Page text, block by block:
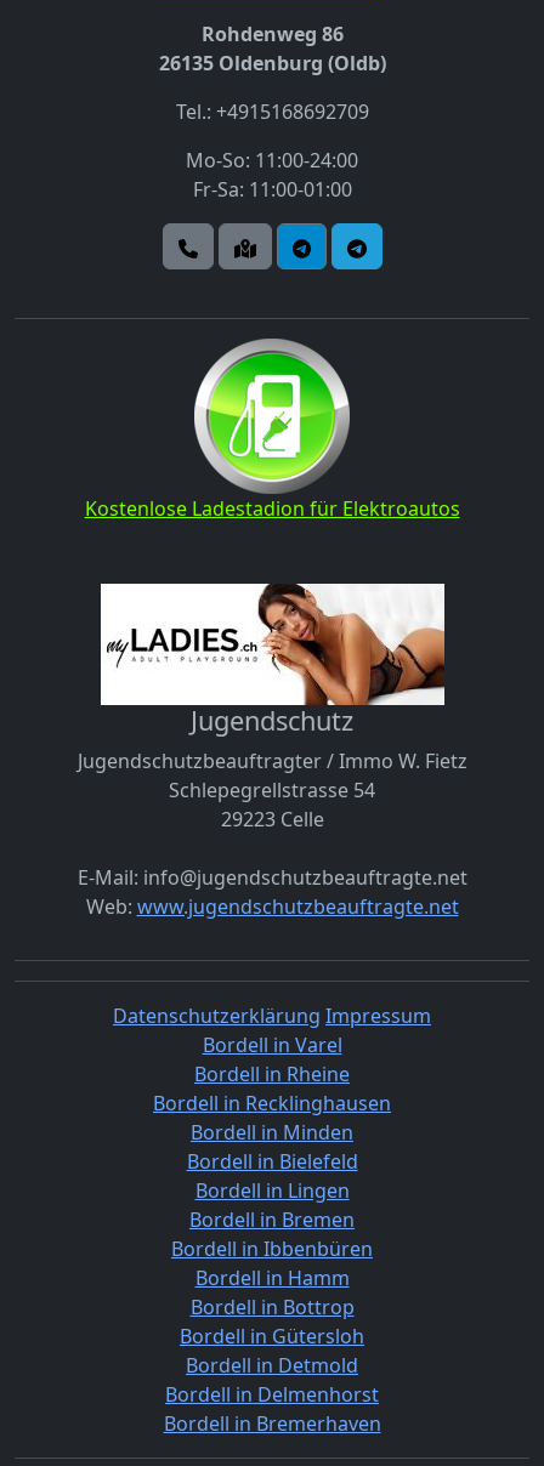
Rohdenweg 86
26135 Oldenburg (Oldb)
Tel.: +4915168692709
Mo-So: 11:00-24:00
Fr-Sa: 11:00-01:00
Kostenlose Ladestadion für Elektroautos
Jugendschutz
Jugendschutzbeauftragter / Immo W. Fietz
Schlepegrellstrasse 54
29223 Celle
E-Mail: info@jugendschutzbeauftragte.net
Web: www.jugendschutzbeauftragte.net
Datenschutzerklärung Impressum
Bordell in Varel
Bordell in Rheine
Bordell in Recklinghausen
Bordell in Minden
Bordell in Bielefeld
Bordell in Lingen
Bordell in Bremen
Bordell in Ibbenbüren
Bordell in Hamm
Bordell in Bottrop
Bordell in Gütersloh
Bordell in Detmold
Bordell in Delmenhorst
Bordell in Bremerhaven